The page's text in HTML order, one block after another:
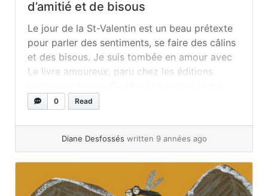
d’amitié et de bisous
Le jour de la St-Valentin est un beau prétexte
pour parler des sentiments, se faire des câlins
et des bisous. Je suis tombée en amour avec
Le livre amoureux, paru chez les éditions
catégorie « les livres interactifs d’avant les
interpellent... »read more
0 Read
Diane Desfossés written 9 années ago